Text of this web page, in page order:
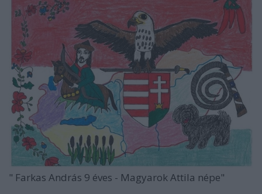
" Farkas András 9 éves - Magyarok Attila népe"